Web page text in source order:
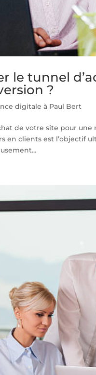
le tunnel
?
digitale à Paul Bert
de votre site pour une
en clients est l’objectif